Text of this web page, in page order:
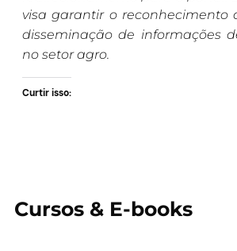
visa garantir o reconhecimento
disseminação de informações
no setor agro.
Curtir isso:
Cursos & E-books